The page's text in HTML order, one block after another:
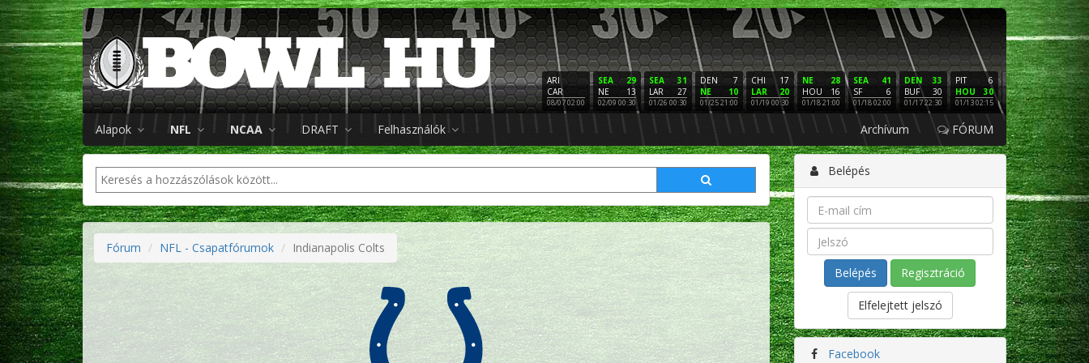
ARI
CAR
08/07 02:00
29
SEA
13
NE
02/09 00:30
31
SEA
27
LAR
01/26 00:30
7
DEN
10
NE
01/25 21:00
17
CHI
20
LAR
01/19 00:30
28
NE
16
HOU
01/18 21:00
41
SEA
6
SF
01/18 02:00
33
DEN
30
BUF
01/17 22:30
6
PIT
30
HOU
01/13 02:15
16
NE
3
LAC
01/12 02:00
PHI
SF
01/11
Alapok NFL NCAA DRAFT Felhasználók Archívum FÓRUM
Fórum NFL - Csapatfórumok Indianapolis Colts
Belépés
Regisztráció
Elfelejtett jelszó
Facebook